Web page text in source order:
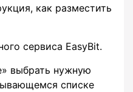
как разместить
сервиса EasyBit.
выбрать нужную
списке